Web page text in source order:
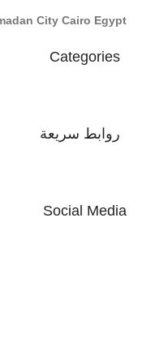
City Cairo Egypt
Categories
روابط سريعة
Social Media